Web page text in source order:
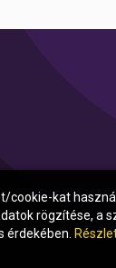
cookie-kat
rögzítése, a
érdekében.